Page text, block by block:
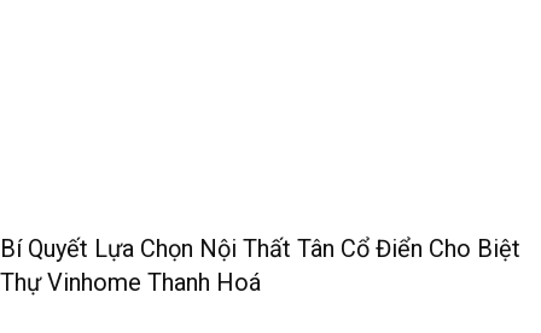
Bí Quyết Lựa Chọn Nội Thất Tân Cổ Điển Cho Biệt
Thự Vinhome Thanh Hoá